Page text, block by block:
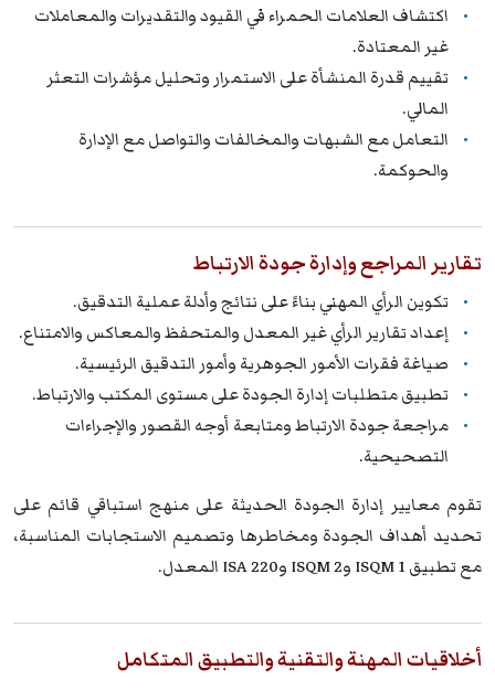
اكتشاف العلامات الحمراء في القيود والتقديرات والمعاملات
غير المعتادة.
تقييم قدرة المنشأة على الاستمرار وتحليل مؤشرات التعثر
المالي.
التعامل مع الشبهات والمخالفات والتواصل مع الإدارة
والحوكمة.
تقارير المراجع وإدارة جودة الارتباط
تكوين الرأي المهني بناءً على نتائج وأدلة عملية التدقيق.
إعداد تقارير الرأي غير المعدل والمتحفظ والمعاكس والامتناع.
صياغة فقرات الأمور الجوهرية وأمور التدقيق الرئيسية.
تطبيق متطلبات إدارة الجودة على مستوى المكتب والارتباط.
مراجعة جودة الارتباط ومتابعة أوجه القصور والإجراءات
التصحيحية.
تقوم معايير إدارة الجودة الحديثة على منهج استباقي قائم على
تحديد أهداف الجودة ومخاطرها وتصميم الاستجابات المناسبة،
مع تطبيق ISQM 1 وISQM 2 وISA 220 المعدل.
أخلاقيات المهنة والتقنية والتطبيق المتكامل